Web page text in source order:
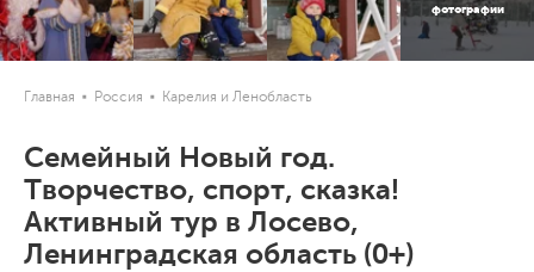
фотографии
Главная Россия Карелия и Ленобласть
Семейный Новый год.
Творчество, спорт, сказка!
Активный тур в Лосево,
Ленинградская область (0+)